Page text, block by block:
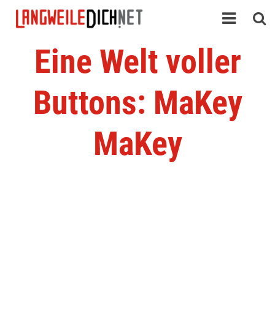
Eine Welt voller
Buttons: MaKey
MaKey